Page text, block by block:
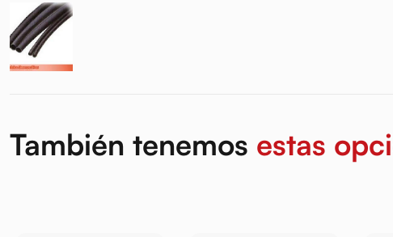
También tenemos estas